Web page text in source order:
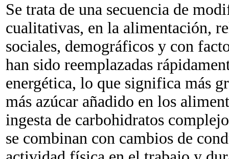
Se trata de una secuencia de
cualitativas, en la alimentación,
sociales, demográficos y con
han sido reemplazadas
energética, lo que significa más
más azúcar añadido en los
ingesta de carbohidratos
se combinan con cambios de